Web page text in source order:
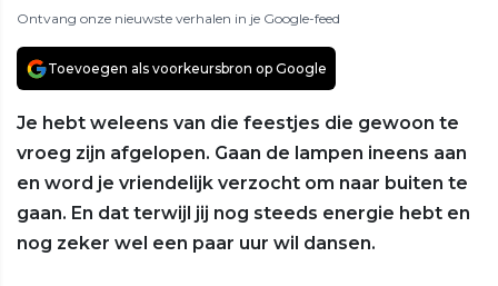
Ontvang onze nieuwste verhalen in je Google-feed
Toevoegen als voorkeursbron op Google
Je hebt weleens van die feestjes die gewoon te
vroeg zijn afgelopen. Gaan de lampen ineens aan
en word je vriendelijk verzocht om naar buiten te
gaan. En dat terwijl jij nog steeds energie hebt en
nog zeker wel een paar uur wil dansen.